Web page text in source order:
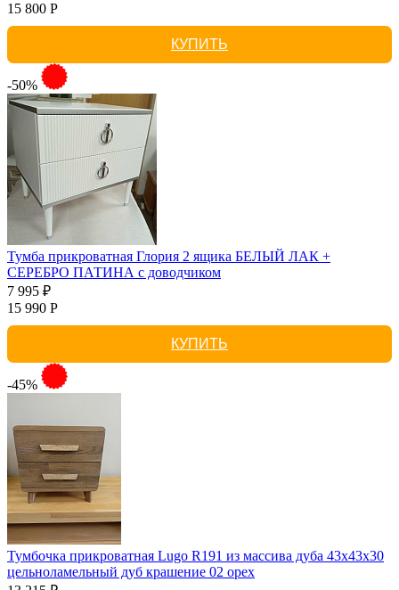
15 800 Р
КУПИТЬ
-50%
Тумба прикроватная Глория 2 ящика БЕЛЫЙ ЛАК +
СЕРЕБРО ПАТИНА с доводчиком
7 995 ₽
15 990 Р
КУПИТЬ
-45%
Тумбочка прикроватная Lugo R191 из массива дуба 43х43х30
цельноламельный дуб крашение 02 орех